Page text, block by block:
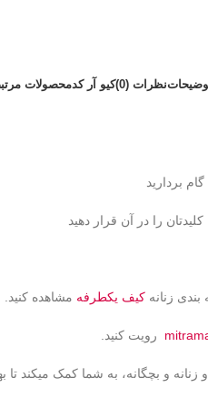
نظرات (0) کیو آر کدمحصولات
بردارید
را در آن قرار دهید
زنانه کیف یکطرفه مشاهده کنید.
رویت کنید.
و بچگانه، به شما کمک میکند تا